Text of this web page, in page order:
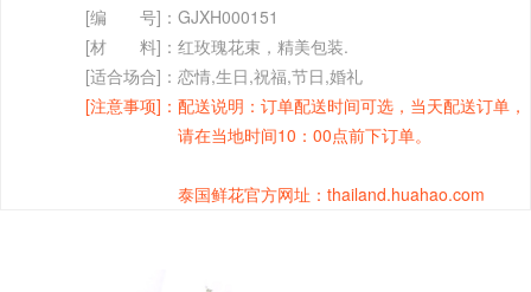
[编 号]： GJXH000151
[材 料]： 红玫瑰花束，精美包装.
[适合场合]： 恋情,生日,祝福,节日,婚礼
[注意事项]： 配送说明：订单配送时间可选，当天配送订单，
请在当地时间10：00点前下订单。
泰国鲜花官方网址：thailand.huahao.com